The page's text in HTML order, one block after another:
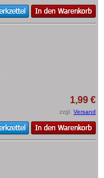
1,99 €
zzgl. Versand